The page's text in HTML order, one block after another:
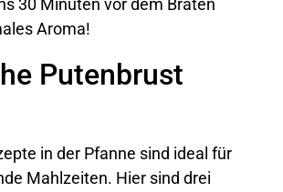
30 Minuten vor dem Braten
Aroma!
Putenbrust
in der Pfanne sind ideal für
Mahlzeiten. Hier sind drei